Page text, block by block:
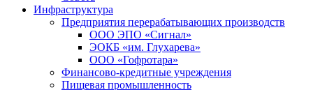
Инфраструктура
Предприятия перерабатывающих производств
ООО ЭПО «Сигнал»
ЭОКБ «им. Глухарева»
ООО «Гофротара»
Финансово-кредитные учреждения
Пищевая промышленность